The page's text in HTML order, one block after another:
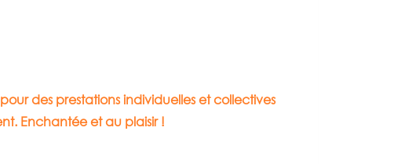
des prestations individuelles et collectives
Enchantée et au plaisir !